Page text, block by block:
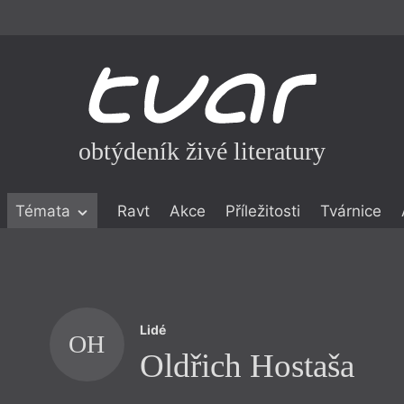
obtýdeník živé literatury
Témata Ravt Akce Příležitosti Tvárnice
OH Lidé
Oldřich Hostaša